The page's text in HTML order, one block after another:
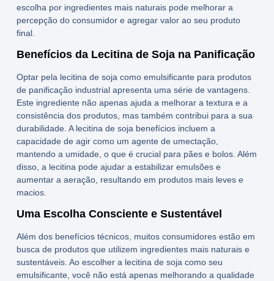
escolha por ingredientes mais naturais pode melhorar a
percepção do consumidor e agregar valor ao seu produto
final.
Benefícios da Lecitina de Soja na Panificação
Optar pela lecitina de soja como emulsificante para produtos
de panificação industrial apresenta uma série de vantagens.
Este ingrediente não apenas ajuda a melhorar a textura e a
consistência dos produtos, mas também contribui para a sua
durabilidade. A lecitina de soja benefíciosincluem a
capacidade de agir como um agente de umectação,
mantendo a umidade, o que é crucial para pães e bolos. Além
disso, a lecitina pode ajudar a estabilizar emulsões e
aumentar a aeração, resultando em produtos mais leves e
macios.
Uma Escolha Consciente e Sustentável
Além dos benefícios técnicos, muitos consumidores estão em
busca de produtos que utilizem ingredientes mais naturais e
sustentáveis. Ao escolher a lecitina de sojacomo seu
emulsificante, você não está apenas melhorando a qualidade